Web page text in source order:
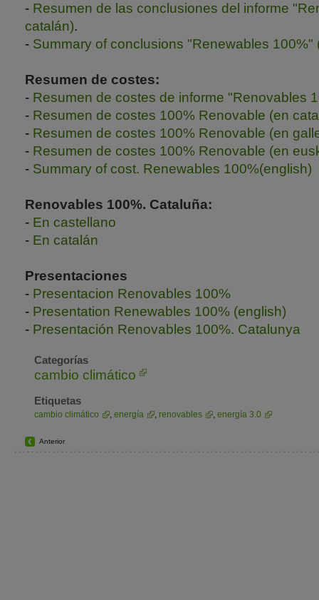
- Resumen de las conclusiones del informe
catalán).
- Summary of conclusions "Renewables 100%"
Resumen de costes:
- Resumen de costes de informe "Renovables
- Resumen de costes 100% Renovable (en
- Resumen de costes 100% Renovable (en
- Resumen de costes 100% Renovable (en
- Summary of cost. Renewables 100%(english)
Renovables 100%. Cataluña:
- En castellano
- En catalán
Presentaciones
- Presentacion Renovables 100%
- Presentation Renewables 100% (english)
- Presentación Renovables 100%. Catalunya
Categorías
cambio climático
Etiquetas
cambio climático , energía , renovables , energía 3.0
Anterior